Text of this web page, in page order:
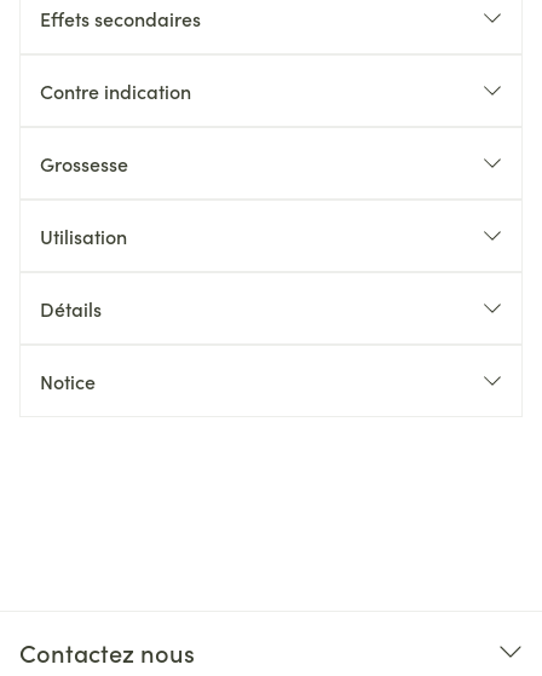
Effets secondaires
Contre indication
Grossesse
Utilisation
Détails
Notice
Contactez nous